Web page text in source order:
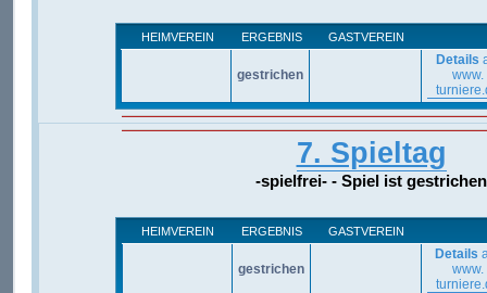
HEIMVEREIN ERGEBNIS GASTVEREIN
gestrichen
Details
www.
7. Spieltag
-spielfrei- - Spiel ist gestrichen
HEIMVEREIN ERGEBNIS GASTVEREIN
gestrichen
Details
www.